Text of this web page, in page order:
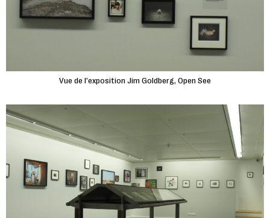
Vue de l'exposition Jim Goldberg, Open See